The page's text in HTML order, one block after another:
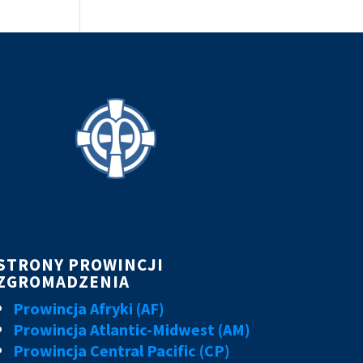
PROWINCJI
Prowincja Afryki (AF)
Prowincja Atlantic-Midwest (AM)
Prowincja Central Pacific (CP)